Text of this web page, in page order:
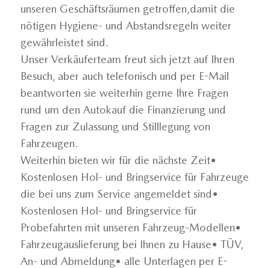
unseren Geschäftsräumen getroffen,damit die
nötigen Hygiene- und Abstandsregeln weiter
gewährleistet sind.
Unser Verkäuferteam freut sich jetzt auf Ihren
Besuch, aber auch telefonisch und per E-Mail
beantworten sie weiterhin gerne Ihre Fragen
rund um den Autokauf die Finanzierung und
Fragen zur Zulassung und Stilllegung von
Fahrzeugen.
Weiterhin bieten wir für die nächste Zeit•
Kostenlosen Hol- und Bringservice für Fahrzeuge
die bei uns zum Service angemeldet sind•
Kostenlosen Hol- und Bringservice für
Probefahrten mit unseren Fahrzeug-Modellen•
Fahrzeugauslieferung bei Ihnen zu Hause• TÜV,
An- und Abmeldung• alle Unterlagen per E-